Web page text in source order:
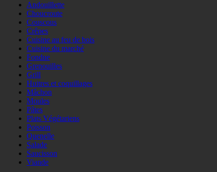
Andouillette
Choucroute
Couscous
Crêpes
Cuisine au feu de bois
Cuisine du marché
Fondue
Grenouilles
Grill
Huitres et coquillages
Mâchon
Moules
Pâtes
Plats Végétariens
Poisson
Quenelle
Salade
Saucisson
Viande